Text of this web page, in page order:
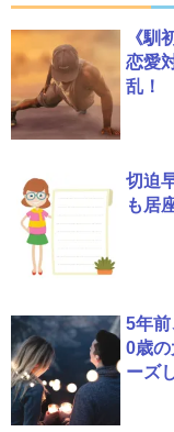
《馴
恋愛
乱！
切迫
も居
5年
0歳
ーズ